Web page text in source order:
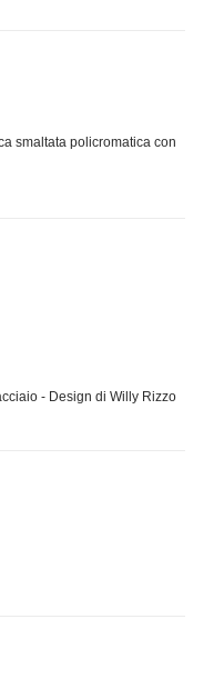
smaltata policromatica con
- Design di Willy Rizzo